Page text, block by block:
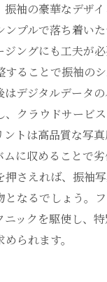
袖の豪華なデザ
ンプルで落ち着い
ジングにも工夫が
することで振袖の
はデジタルデータ
、クラウドサービ
ントは高品質な写
ムに収めることで
押さえれば、振袖
となるでしょう。
ニックを駆使し、
られます。